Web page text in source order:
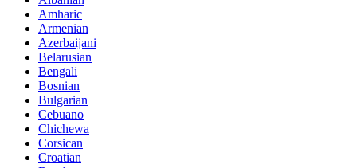
Amharic
Armenian
Azerbaijani
Belarusian
Bengali
Bosnian
Bulgarian
Cebuano
Chichewa
Corsican
Croatian